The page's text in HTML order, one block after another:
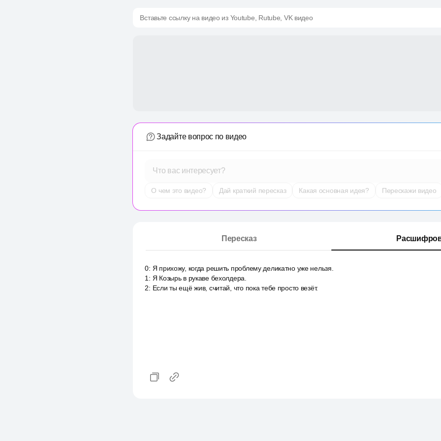
Вставьте ссылку на видео из Youtube, Rutube, VK видео
Задайте вопрос по видео
Что вас интересует?
О чем это видео? Дай краткий пересказ Какая основная идея? Перескажи видео
Пересказ
0: Я прихожу, когда решить проблему деликатно уже нельзя.
1 : Я Козырь в рукаве бехолдера.
2: Если ты ещё жив, считай, что пока тебе просто везёт.